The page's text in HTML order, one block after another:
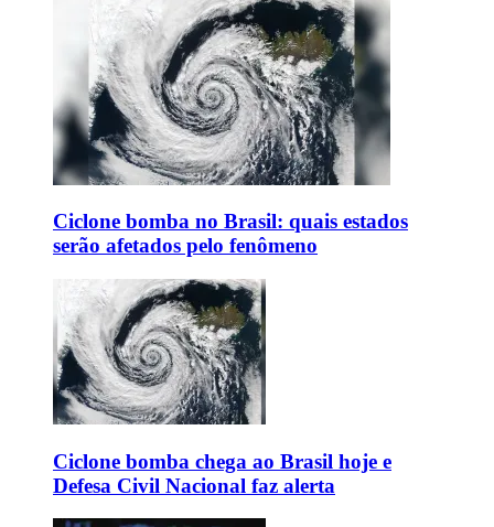
Ciclone bomba no Brasil: quais estados
serão afetados pelo fenômeno
Ciclone bomba chega ao Brasil hoje e
Defesa Civil Nacional faz alerta